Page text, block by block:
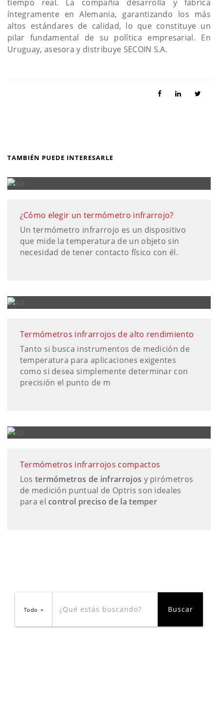
tiempo real. La compañía desarrolla y fabrica
íntegramente en Alemania, garantizando los más
altos estándares de calidad, lo que constituye un
pilar fundamental de su política empresarial. En
Uruguay, asesora y distribuye SECOIN S.A.
TAMBIÉN PUEDE INTERESARLE
¿Cómo elegir un termómetro infrarrojo?
Un termómetro infrarrojo es un dispositivo
que mide la temperatura de un objeto sin
necesidad de tener contacto físico con él.
Termómetros infrarrojos de alto rendimiento
Tanto si busca instrumentos de medición de
temperatura para aplicaciones exigentes
como si desea simplemente determinar con
precisión el punto de m
Termómetros infrarrojos compactos
Los termómetros de infrarrojos y pirómetros
de medición puntual de Optris son ideales
para elcontrol preciso de la temper
Todo